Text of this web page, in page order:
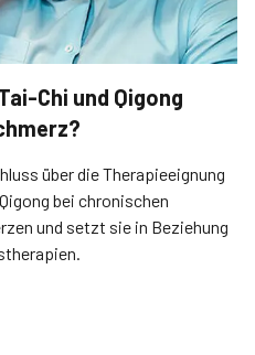
Chi und Qigong
über die Therapieeignung
bei chronischen
und setzt sie in Beziehung